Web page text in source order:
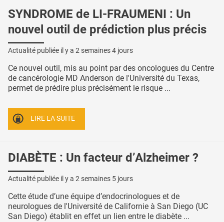
SYNDROME de LI-FRAUMENI : Un
nouvel outil de prédiction plus précis
Actualité publiée il y a 2 semaines 4 jours
Ce nouvel outil, mis au point par des oncologues du Centre
de cancérologie MD Anderson de l'Université du Texas,
permet de prédire plus précisément le risque ...
LIRE LA SUITE
DIABÈTE : Un facteur d’Alzheimer ?
Actualité publiée il y a 2 semaines 5 jours
Cette étude d’une équipe d’endocrinologues et de
neurologues de l'Université de Californie à San Diego (UC
San Diego) établit en effet un lien entre le diabète ...